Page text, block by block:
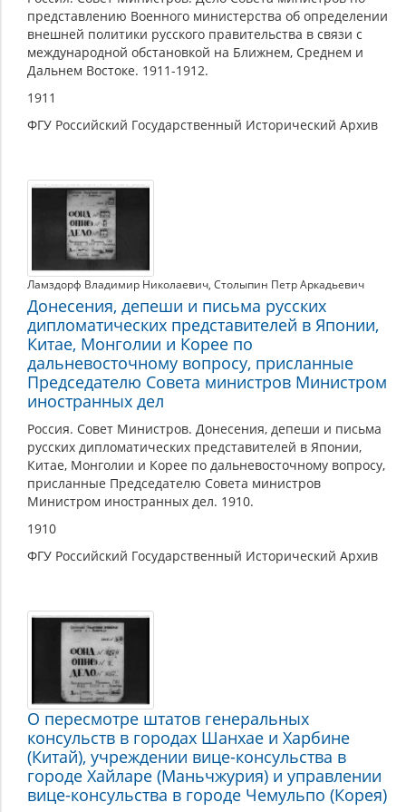
представлению Военного министерства об определении
внешней политики русского правительства в связи с
международной обстановкой на Ближнем, Среднем и
Дальнем Востоке. 1911-1912.
1911
ФГУ Российский Государственный Исторический Архив
Ламздорф Владимир Николаевич, Столыпин Петр Аркадьевич
Донесения, депеши и письма русских
дипломатических представителей в Японии,
Китае, Монголии и Корее по
дальневосточному вопросу, присланные
Председателю Совета министров Министром
иностранных дел
Россия. Совет Министров. Донесения, депеши и письма
русских дипломатических представителей в Японии,
Китае, Монголии и Корее по дальневосточному вопросу,
присланные Председателю Совета министров
Министром иностранных дел. 1910.
1910
ФГУ Российский Государственный Исторический Архив
О пересмотре штатов генеральных
консульств в городах Шанхае и Харбине
(Китай), учреждении вице-консульства в
городе Хайларе (Маньчжурия) и управлении
вице-консульства в городе Чемульпо (Корея)